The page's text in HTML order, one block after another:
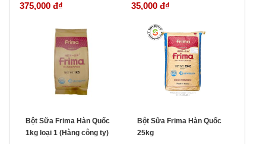
375,000 đ₫ 35,000 đ₫
Bột Sữa Frima Hàn Quốc
1kg loại 1 (Hàng công ty)
Bột Sữa Frima Hàn Quốc
25kg